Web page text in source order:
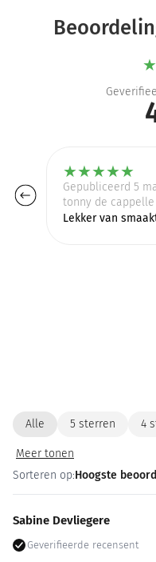
★
★★★★★
Gepubliceerd 5
tonny de cappelle
Lekker van
Alle 5 sterren 4
Meer tonen
Sorteren op:Hoogste
Sabine Devliegere
Geverifieerde recensent